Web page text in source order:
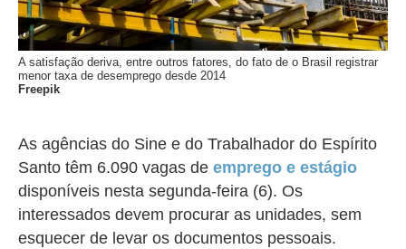
A satisfação deriva, entre outros fatores, do fato de o Brasil registrar
menor taxa de desemprego desde 2014
Freepik
As agências do Sine e do Trabalhador do Espírito
Santo têm 6.090 vagas de emprego e estágio
disponíveis nesta segunda-feira (6). Os
interessados devem procurar as unidades, sem
esquecer de levar os documentos pessoais.